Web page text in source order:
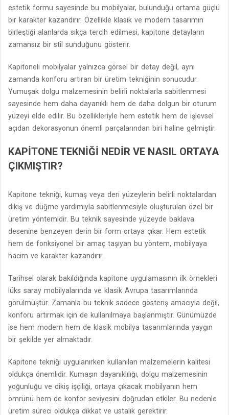
estetik formu sayesinde bu mobilyalar, bulunduğu ortama güçlü
bir karakter kazandırır. Özellikle klasik ve modern tasarımın
birleştiği alanlarda sıkça tercih edilmesi, kapitone detayların
zamansız bir stil sunduğunu gösterir.
Kapitoneli mobilyalar yalnızca görsel bir detay değil, aynı
zamanda konforu artıran bir üretim tekniğinin sonucudur.
Yumuşak dolgu malzemesinin belirli noktalarla sabitlenmesi
sayesinde hem daha dayanıklı hem de daha dolgun bir oturum
yüzeyi elde edilir. Bu özellikleriyle hem estetik hem de işlevsel
açıdan dekorasyonun önemli parçalarından biri haline gelmiştir.
KAPITONE TEKNIĞI NEDIR VE NASIL ORTAYA
ÇIKMIŞTIR?
Kapitone tekniği, kumaş veya deri yüzeylerin belirli noktalardan
dikiş ve düğme yardımıyla sabitlenmesiyle oluşturulan özel bir
üretim yöntemidir. Bu teknik sayesinde yüzeyde baklava
desenine benzeyen derin bir form ortaya çıkar. Hem estetik
hem de fonksiyonel bir amaç taşıyan bu yöntem, mobilyaya
hacim ve karakter kazandırır.
Tarihsel olarak bakıldığında kapitone uygulamasının ilk örnekleri
lüks saray mobilyalarında ve klasik Avrupa tasarımlarında
görülmüştür. Zamanla bu teknik sadece gösteriş amacıyla değil,
konforu artırmak için de kullanılmaya başlanmıştır. Günümüzde
ise hem modern hem de klasik mobilya tasarımlarında yaygın
bir şekilde yer almaktadır.
Kapitone tekniği uygulanırken kullanılan malzemelerin kalitesi
oldukça önemlidir. Kumaşın dayanıklılığı, dolgu malzemesinin
yoğunluğu ve dikiş işçiliği, ortaya çıkacak mobilyanın hem
ömrünü hem de konfor seviyesini doğrudan etkiler. Bu nedenle
üretim süreci oldukça dikkat ve ustalık gerektirir.